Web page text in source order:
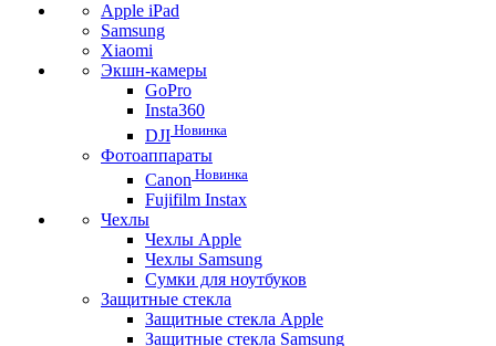
Apple iPad
Samsung
Xiaomi
Экшн-камеры
GoPro
Insta360
DJI Новинка
Фотоаппараты
Canon Новинка
Fujifilm Instax
Чехлы
Чехлы Apple
Чехлы Samsung
Сумки для ноутбуков
Защитные стекла
Защитные стекла Apple
Защитные стекла Samsung